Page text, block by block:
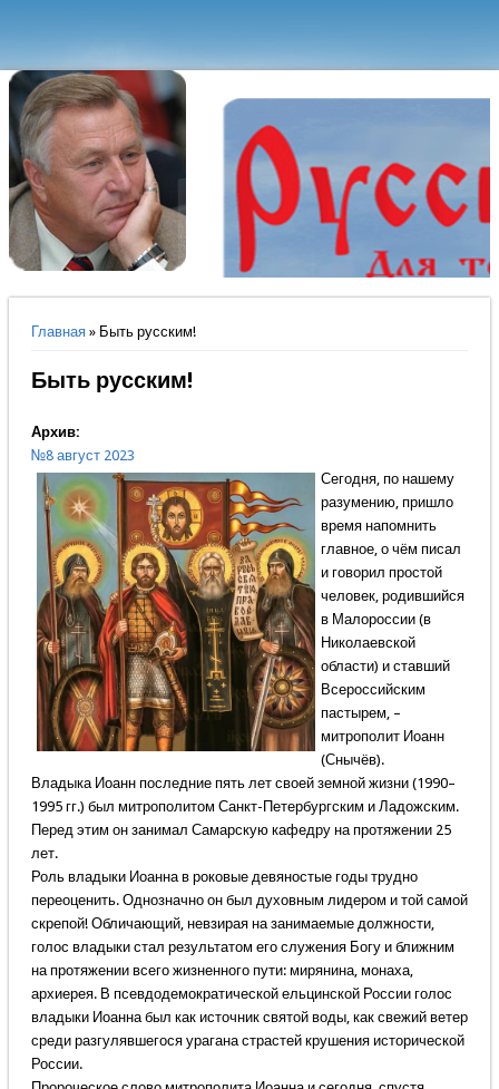
Вы здесь
Главная» Быть русским!
Быть русским!
Архив:
№8 август 2023
Сегодня, по нашему
разумению, пришло
время напомнить
главное, о чём писал
и говорил простой
человек, родившийся
в Малороссии (в
Николаевской
области) и ставший
Всероссийским
пастырем, –
митрополит Иоанн
(Снычёв).
Владыка Иоанн последние пять лет своей земной жизни (1990–
1995 гг.) был митрополитом Санкт-Петербургским и Ладожским.
Перед этим он занимал Самарскую кафедру на протяжении 25
лет.
Роль владыки Иоанна в роковые девяностые годы трудно
переоценить. Однозначно он был духовным лидером и той самой
скрепой! Обличающий, невзирая на занимаемые должности,
голос владыки стал результатом его служения Богу и ближним
на протяжении всего жизненного пути: мирянина, монаха,
архиерея. В псевдодемократической ельцинской России голос
владыки Иоанна был как источник святой воды, как свежий ветер
среди разгулявшегося урагана страстей крушения исторической
России.